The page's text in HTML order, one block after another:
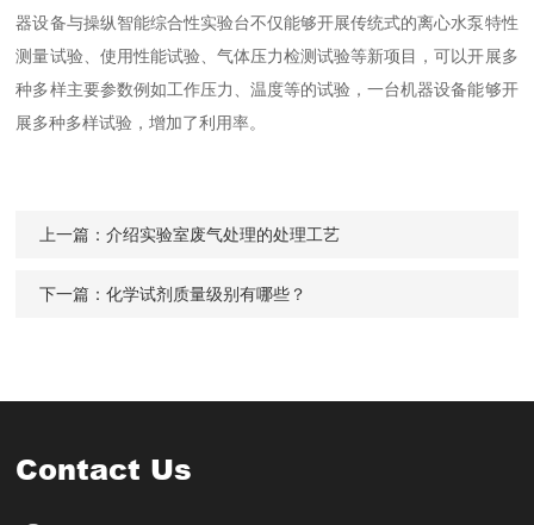
器设备与操纵智能综合性实验台不仅能够开展传统式的离心水泵特性
测量试验、使用性能试验、气体压力检测试验等新项目，可以开展多
种多样主要参数例如工作压力、温度等的试验，一台机器设备能够开
展多种多样试验，增加了利用率。
上一篇：介绍实验室废气处理的处理工艺
下一篇：化学试剂质量级别有哪些？
Contact Us